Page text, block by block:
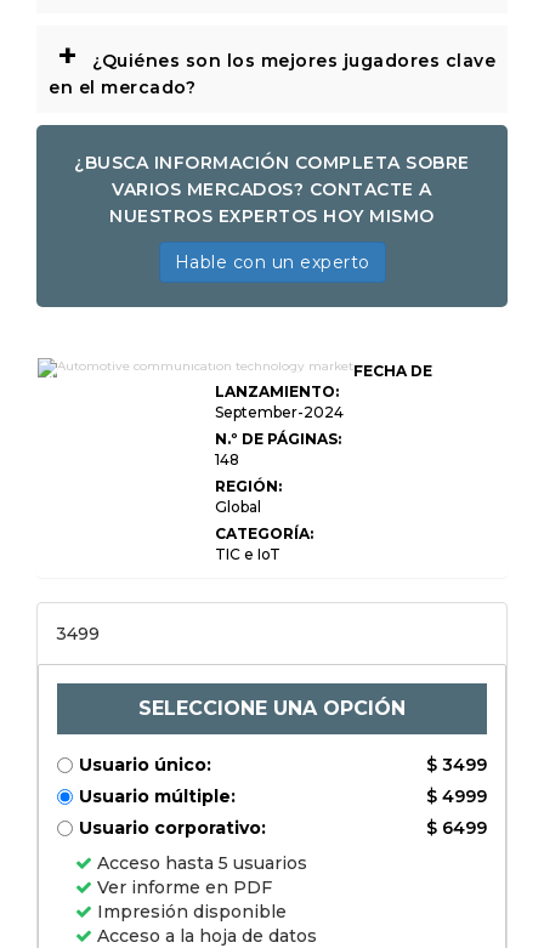
+
¿Quiénes son los mejores jugadores clave
en el mercado?
¿BUSCA INFORMACIÓN COMPLETA SOBRE
VARIOS MERCADOS? CONTACTE A
NUESTROS EXPERTOS HOY MISMO
Hable con un experto
Tamaño del mercado del mercado
de tecnología de comunicación
automotriz, participación,
crecimiento e análisis de la
industria, por módulo de autobús
(red de interconexión local (LIN), red
de área del controlador (CAN),
Flexray, Transporte de sistemas
orientados a medios (la mayoría),
Ethernet), por clase de vehículos
(economía, mediano, lujo), por
aplicación (potencia, cuerpo y
comodidad de comodidad,
2031.
FECHA DE
LANZAMIENTO:
September-2024
N.º DE PÁGINAS:
148
REGIÓN:
Global
CATEGORÍA:
TIC e IoT
3499
SELECCIONE UNA OPCIÓN
Usuario único:
$ 3499
Usuario múltiple:
$ 4999
Usuario corporativo:
$ 6499
Acceso hasta 5 usuarios
Ver informe en PDF
Impresión disponible
Acceso a la hoja de datos